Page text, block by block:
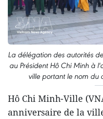
La délégation des autorités
au Président Hô Chi Minh à
ville portant le nom du
Hô Chi Minh-Ville
anniversaire de la